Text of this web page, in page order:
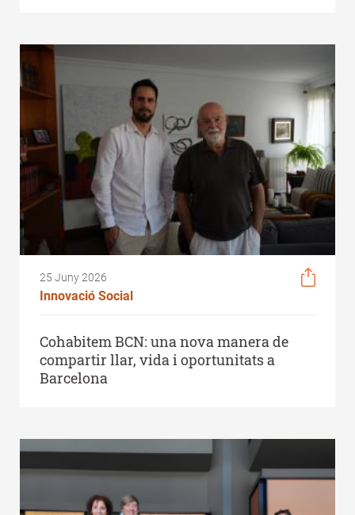
25 Juny 2026
Innovació Social
Cohabitem BCN: una nova manera de
compartir llar, vida i oportunitats a
Barcelona